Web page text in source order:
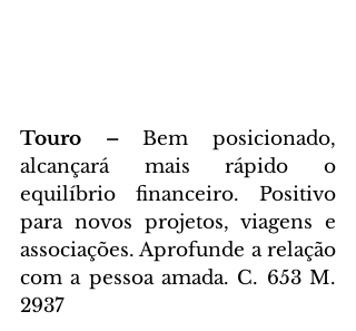
Touro – Bem posicionado,
alcançará mais rápido o
equilíbrio financeiro. Positivo
para novos projetos, viagens e
associações. Aprofunde a relação
com a pessoa amada. C. 653 M.
2937